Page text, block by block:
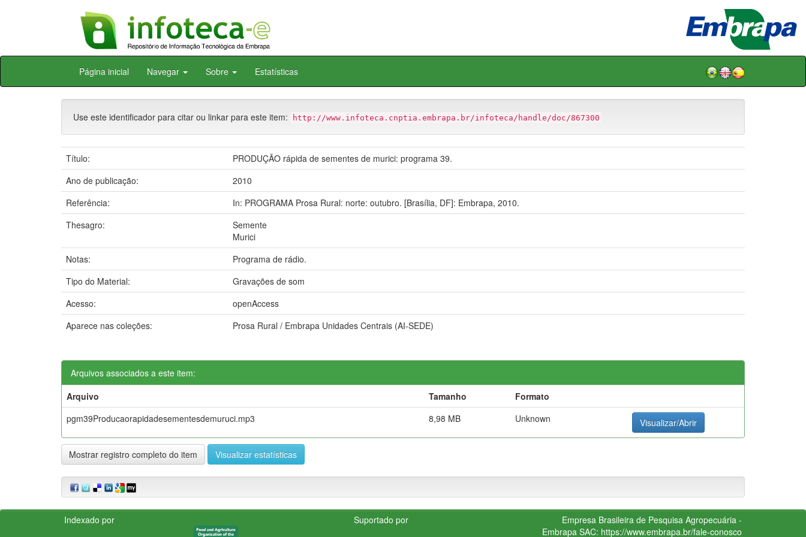
Skip
Página inicial Navegar Sobre Estatísticas
Use este identificador para citar ou linkar para este item: http://www.infoteca.cnptia.embrapa.br/infoteca/handle/doc/867300
Título:
PRODUÇÃO rápida de sementes de murici: programa 39.
Ano de publicação:
2010
Referência:
In: PROGRAMA Prosa Rural: norte: outubro. [Brasília, DF]: Embrapa, 2010.
Thesagro:
Semente
Murici
Notas:
Programa de rádio.
Tipo do Material:
Gravações de som
Acesso:
openAccess
Aparece nas coleções:
Prosa Rural / Embrapa Unidades Centrais (AI-SEDE)
Arquivos associados a este item:
Arquivo
Tamanho
Formato
pgm39Producaorapidadesementesdemuruci.mp3
8,98 MB Unknown Visualizar/Abrir
Mostrar registro completo do item Visualizar estatísticas
Indexado por Suportado por
Empresa Brasileira de Pesquisa Agropecuária -
Embrapa SAC: https://www.embrapa.br/fale-conosco